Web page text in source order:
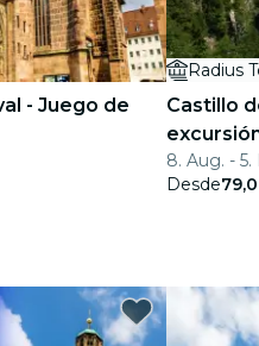
- Juego de
Radius
Castillo
con
8. Aug. - 5.
Desde